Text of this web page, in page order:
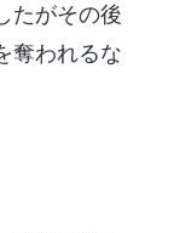
たがその後
奪われるな